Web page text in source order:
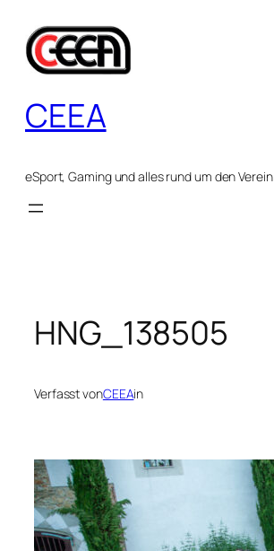
Inhalt
springen
CEEA
eSport, Gaming und alles rund um den Verein
HNG_138505
Verfasst vonCEEAin